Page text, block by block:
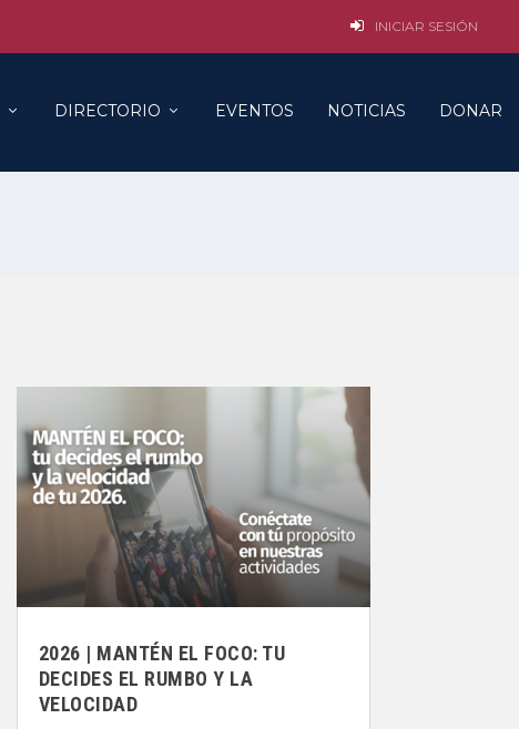
INICIAR SESIÓN
DIRECTORIO EVENTOS NOTICIAS DONAR
2026 | MANTÉN EL FOCO: TU
DECIDES EL RUMBO Y LA
VELOCIDAD